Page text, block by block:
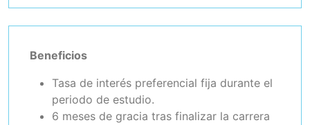
Beneficios
Tasa de interés preferencial fija durante el
periodo de estudio.
6 meses de gracia tras finalizar la carrera